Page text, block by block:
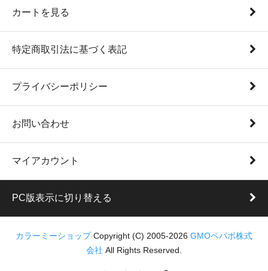
カートを見る
特定商取引法に基づく表記
プライバシーポリシー
お問い合わせ
マイアカウント
PC版表示に切り替える
カラーミーショップ Copyright (C) 2005-2026 GMOペパボ株式
会社 All Rights Reserved.